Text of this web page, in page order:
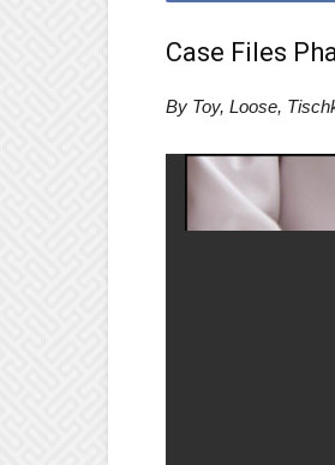
Case Files
By Toy, Loose,